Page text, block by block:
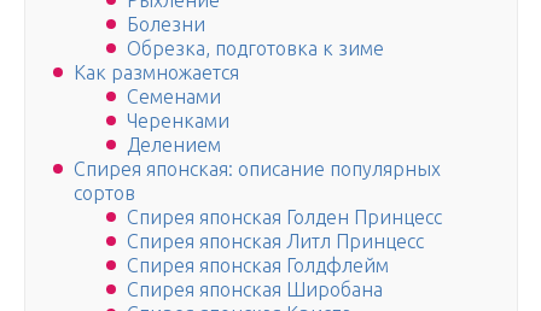
Болезни
Обрезка, подготовка к зиме
Как размножается
Семенами
Черенками
Делением
Спирея японская: описание популярных
сортов
Спирея японская Голден Принцесс
Спирея японская Литл Принцесс
Спирея японская Голдфлейм
Спирея японская Широбана